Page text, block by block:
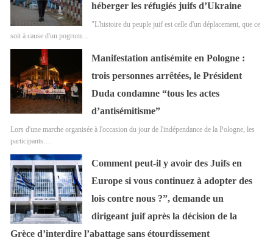
héberger les réfugiés juifs d’Ukraine
"L'histoire du peuple juif est celle d'un déplacement, que ce
soit à cause d'un pogrom…
Manifestation antisémite en Pologne :
trois personnes arrêtées, le Président
Duda condamne “tous les actes
d’antisémitisme”
Lors d'une marche organisée à l'occasion du jour de l'indépendance de la Pologne, les
participants…
Comment peut-il y avoir des Juifs en
Europe si vous continuez à adopter des
lois contre nous ?”, demande un
dirigeant juif après la décision de la
Grèce d’interdire l’abattage sans étourdissement